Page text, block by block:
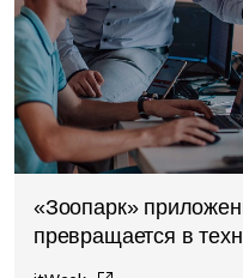
«Зоопарк»
превращается в